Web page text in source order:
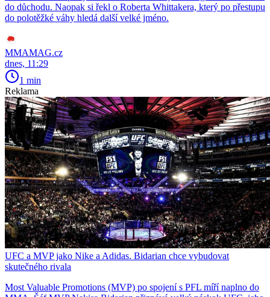
do důchodu. Naopak si řekl o Roberta Whittakera, který po přestupu
do polotěžké váhy hledá další velké jméno.
MMAMAG.cz
dnes, 11:29
1 min
Reklama
UFC a MVP jako Nike a Adidas. Bidarian chce vybudovat
skutečného rivala
Most Valuable Promotions (MVP) po spojení s PFL míří naplno do